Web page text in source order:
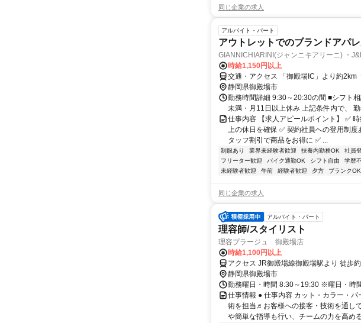
同じ企業の求人
アルバイト・パート
アウトレットでのブランドアパ
GIANNICHIARINI(ジャンニキアリーニ) ・
ム・アウトレット店
時給1,150円以上
交通・アクセス 「御殿場IC」より約2km
静岡県御殿場市
勤務時間詳細 9:30～20:30の間 ■シフト
未満・月11日以上休み 上記条件内で、
仕事内容 【求人アピールポイント】 ✅
上の休日を確保 ✅ 契約社員への登用制
タッフ割引で商品をお得に ✅ ...
制服あり 業界未経験者歓迎 扶養内勤務OK 社員
フリーター歓迎
バイク通勤OK シフト自由 学歴
未経験者歓迎
午前 経験者歓迎 夕方 ブランクOK
同じ企業の求人
アルバイト・パート
理容師/スタイリスト
理容プラージュ 御殿場店
時給1,100円以上
アクセス JR御殿場線御殿場駅より 徒歩
静岡県御殿場市
勤務曜日・時間 8:30～19:30 ※曜日・時
仕事情報 ● 仕事内容 カット・カラー・
術を担当♬お客様への接客・技術を通し
や簡単な指導も行い、チームの力を高め